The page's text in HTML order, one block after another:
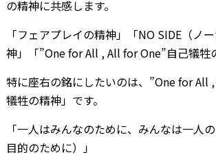
の精神に共感します。
「フェアプレイの精神」「NO SIDE（ノ
神」「”One for All , All for One”自己犠牲
特に座右の銘にしたいのは、”One for All
犠牲の精神」です。
「一人はみんなのために、みんなは一人
目的のために）」